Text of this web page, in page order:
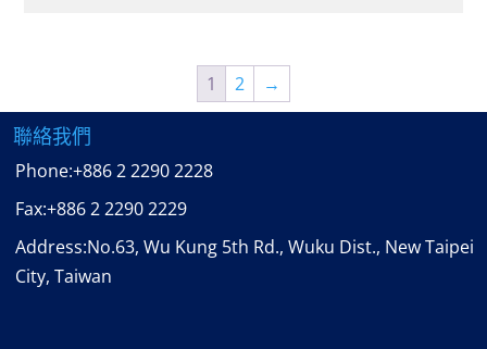
1 2 →
聯絡我們
Phone:+886 2 2290 2228
Fax:+886 2 2290 2229
Address:No.63, Wu Kung 5th Rd., Wuku Dist., New Taipei
City, Taiwan